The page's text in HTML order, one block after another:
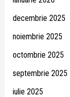
decembrie 2025
noiembrie 2025
octombrie 2025
septembrie 2025
iulie 2025